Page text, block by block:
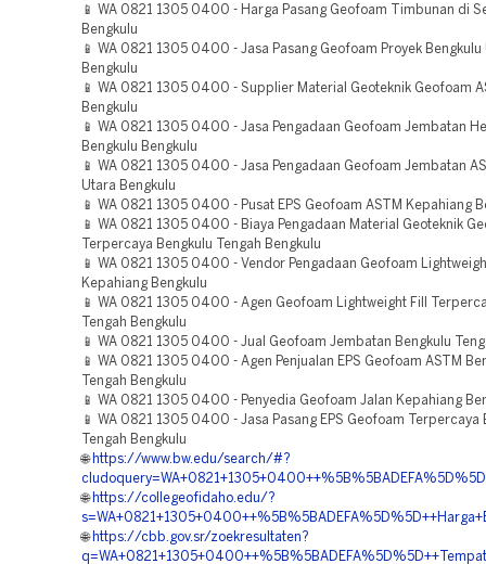
📱 WA 0821 1305 0400 - Harga Pasang Geofoam Timbunan di
Bengkulu
📱 WA 0821 1305 0400 - Jasa Pasang Geofoam Proyek Bengkulu
Bengkulu
📱 WA 0821 1305 0400 - Supplier Material Geoteknik Geofoam
Bengkulu
📱 WA 0821 1305 0400 - Jasa Pengadaan Geofoam Jembatan
Bengkulu Bengkulu
📱 WA 0821 1305 0400 - Jasa Pengadaan Geofoam Jembatan
Utara Bengkulu
📱 WA 0821 1305 0400 - Pusat EPS Geofoam ASTM Kepahiang
📱 WA 0821 1305 0400 - Biaya Pengadaan Material Geoteknik
Terpercaya Bengkulu Tengah Bengkulu
📱 WA 0821 1305 0400 - Vendor Pengadaan Geofoam
Kepahiang Bengkulu
📱 WA 0821 1305 0400 - Agen Geofoam Lightweight Fill
Tengah Bengkulu
📱 WA 0821 1305 0400 - Jual Geofoam Jembatan Bengkulu
📱 WA 0821 1305 0400 - Agen Penjualan EPS Geofoam ASTM
Tengah Bengkulu
📱 WA 0821 1305 0400 - Penyedia Geofoam Jalan Kepahiang
📱 WA 0821 1305 0400 - Jasa Pasang EPS Geofoam Terpercaya
Tengah Bengkulu
🌐 https://www.bw.edu/search/#?
🌐 https://collegeofidaho.edu/?
🌐 https://cbb.gov.sr/zoekresultaten?